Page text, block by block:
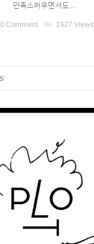
만족스러우면서도 ...
0 Comment visibility 1927 Views